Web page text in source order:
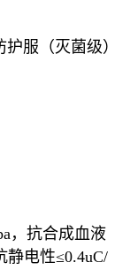
服（灭菌级）
，抗合成血液
静电性≤0.4uC/